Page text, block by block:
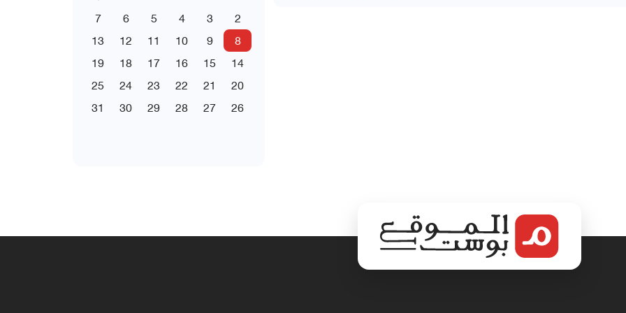
2
3
4
5
6
7
8
9
10
11
12
13
14
15
16
17
18
19
20
21
22
23
24
25
26
27
28
29
30
31